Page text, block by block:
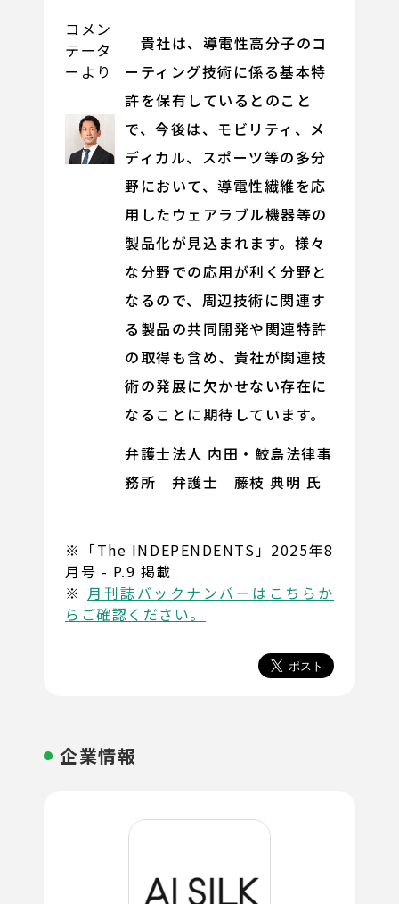
コメン
テータ
ーより
貴社は、導電性高分子のコ
ーティング技術に係る基本特
許を保有しているとのこと
で、今後は、モビリティ、メ
ディカル、スポーツ等の多分
野において、導電性繊維を応
用したウェアラブル機器等の
製品化が見込まれます。様々
な分野での応用が利く分野と
なるので、周辺技術に関連す
る製品の共同開発や関連特許
の取得も含め、貴社が関連技
術の発展に欠かせない存在に
なることに期待しています。
弁護士法人 内田・鮫島法律事
務所 弁護士 藤枝 典明 氏
※「The INDEPENDENTS」2025年8
月号 - P.9 掲載
※ 月刊誌バックナンバーはこちらか
らご確認ください。
企業情報